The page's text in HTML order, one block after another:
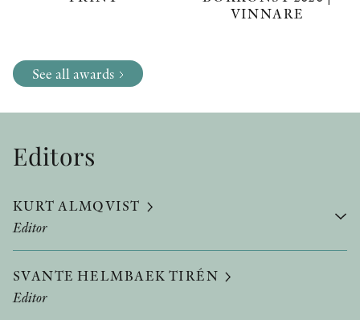
VINNARE
See all awards
Editors
KURT ALMQVIST
Editor
SVANTE HELMBAEK TIRÉN
Editor